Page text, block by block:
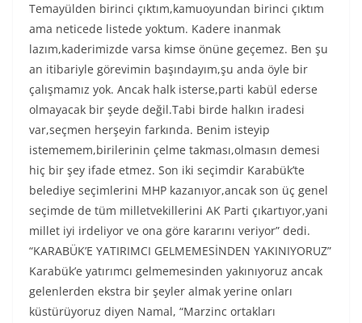
Temayülden birinci çıktım,kamuoyundan birinci çıktım
ama neticede listede yoktum. Kadere inanmak
lazım,kaderimizde varsa kimse önüne geçemez. Ben şu
an itibariyle görevimin başındayım,şu anda öyle bir
çalışmamız yok. Ancak halk isterse,parti kabül ederse
olmayacak bir şeyde değil.Tabi birde halkın iradesi
var,seçmen herşeyin farkında. Benim isteyip
istememem,birilerinin çelme takması,olmasın demesi
hiç bir şey ifade etmez. Son iki seçimdir Karabük’te
belediye seçimlerini MHP kazanıyor,ancak son üç genel
seçimde de tüm milletvekillerini AK Parti çıkartıyor,yani
millet iyi irdeliyor ve ona göre kararını veriyor” dedi.
“KARABÜK’E YATIRIMCI GELMEMESİNDEN YAKINIYORUZ”
Karabük’e yatırımcı gelmemesinden yakınıyoruz ancak
gelenlerden ekstra bir şeyler almak yerine onları
küstürüyoruz diyen Namal, “Marzinc ortakları